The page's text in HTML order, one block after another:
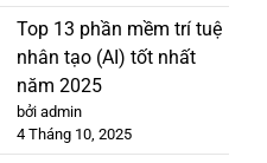
Top 13 phần mềm trí tuệ
nhân tạo (AI) tốt nhất
năm 2025
bởi admin
4 Tháng 10, 2025